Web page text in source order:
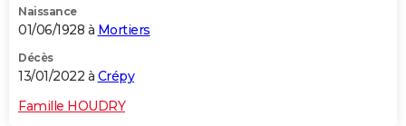
Naissance
01/06/1928 à Mortiers
Décès
13/01/2022 à Crépy
Famille HOUDRY